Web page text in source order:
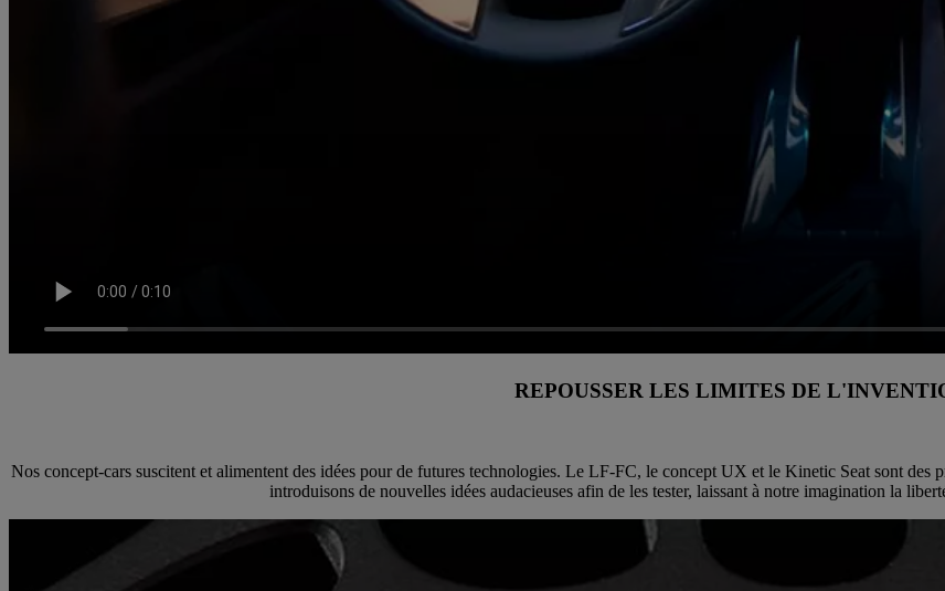
REPOUSSER LES LIMITES DE
Nos concept-cars suscitent et alimentent des idées pour de futures technologies. Le LF-FC, le concept UX et le Kinetic Seat sont des
introduisons de nouvelles idées audacieuses afin de les tester, laissant à notre imagination la